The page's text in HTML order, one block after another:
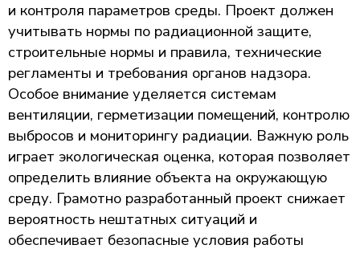
и контроля параметров среды. Проект должен
учитывать нормы по радиационной защите,
строительные нормы и правила, технические
регламенты и требования органов надзора.
Особое внимание уделяется системам
вентиляции, герметизации помещений, контролю
выбросов и мониторингу радиации. Важную роль
играет экологическая оценка, которая позволяет
определить влияние объекта на окружающую
среду. Грамотно разработанный проект снижает
вероятность нештатных ситуаций и
обеспечивает безопасные условия работы